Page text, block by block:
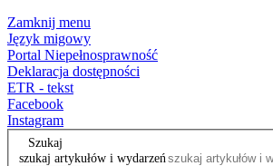
Zamknij menu
Język migowy
Portal Niepełnosprawność
Deklaracja dostępności
ETR - tekst
Facebook
Instagram
Szukaj
szukaj artykułów i wydarzeń